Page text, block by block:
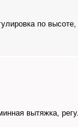
по
вытяжка,